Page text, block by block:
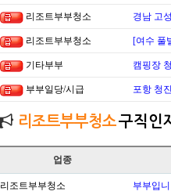
리조트부부청소 경남 고
리조트부부청소 [여수 풀
기타부부 캠핑장
부부일당/시급 포항 청
리조트부부청소구직인
업종
리조트부부청소 부부입